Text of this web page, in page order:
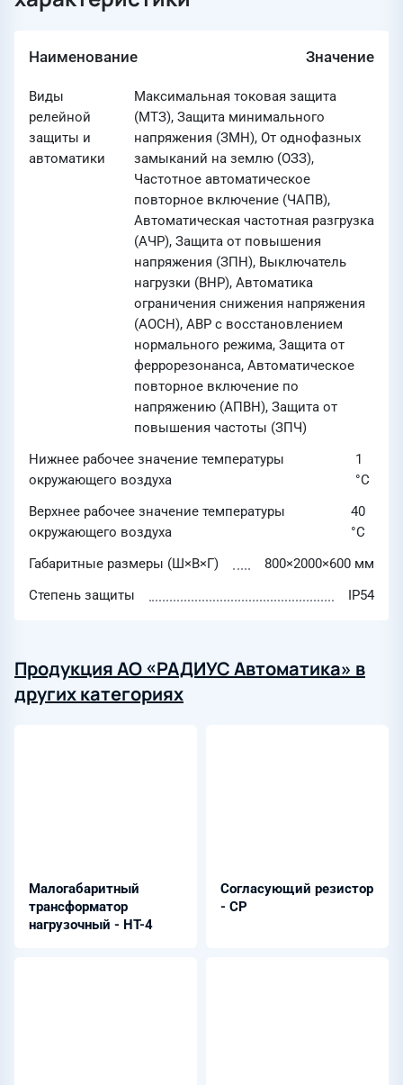
Наименование Значение
Виды
релейной
защиты и
автоматики
Максимальная токовая защита
(МТЗ), Защита минимального
напряжения (ЗМН), От однофазных
замыканий на землю (ОЗЗ),
Частотное автоматическое
повторное включение (ЧАПВ),
Автоматическая частотная разгрузка
(АЧР), Защита от повышения
напряжения (ЗПН), Выключатель
нагрузки (ВНР), Автоматика
ограничения снижения напряжения
(АОСН), АВР с восстановлением
нормального режима, Защита от
феррорезонанса, Автоматическое
повторное включение по
напряжению (АПВН), Защита от
повышения частоты (ЗПЧ)
Нижнее рабочее значение температуры
окружающего воздуха
1
°C
Верхнее рабочее значение температуры
окружающего воздуха
40
°C
Габаритные размеры (Ш×В×Г)
800×2000×600 мм
Степень защиты
IP54
Продукция АО «РАДИУС Автоматика» в
других категориях
Малогабаритный
трансформатор
нагрузочный - НТ-4
Согласующий резистор
- СР